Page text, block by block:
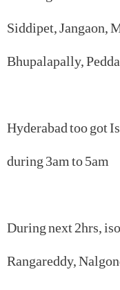
Siddipet, Jangaon,
Bhupalapally,
Hyderabad too got
during 3am to 5am
During next 2hrs,
Rangareddy,